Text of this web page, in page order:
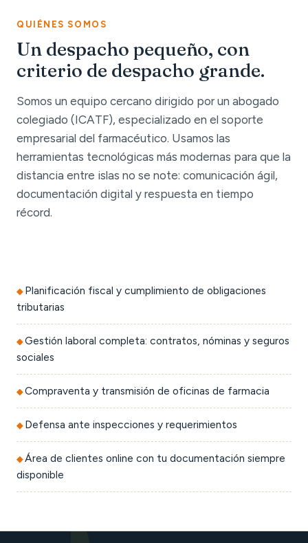
QUIÉNES SOMOS
Un despacho pequeño, con
criterio de despacho grande.
Somos un equipo cercano dirigido por un abogado
colegiado (ICATF), especializado en el soporte
empresarial del farmacéutico. Usamos las
herramientas tecnológicas más modernas para que la
distancia entre islas no se note: comunicación ágil,
documentación digital y respuesta en tiempo
récord.
Planificación fiscal y cumplimiento de obligaciones
tributarias
Gestión laboral completa: contratos, nóminas y seguros
sociales
Compraventa y transmisión de oficinas de farmacia
Defensa ante inspecciones y requerimientos
Área de clientes online con tu documentación siempre
disponible